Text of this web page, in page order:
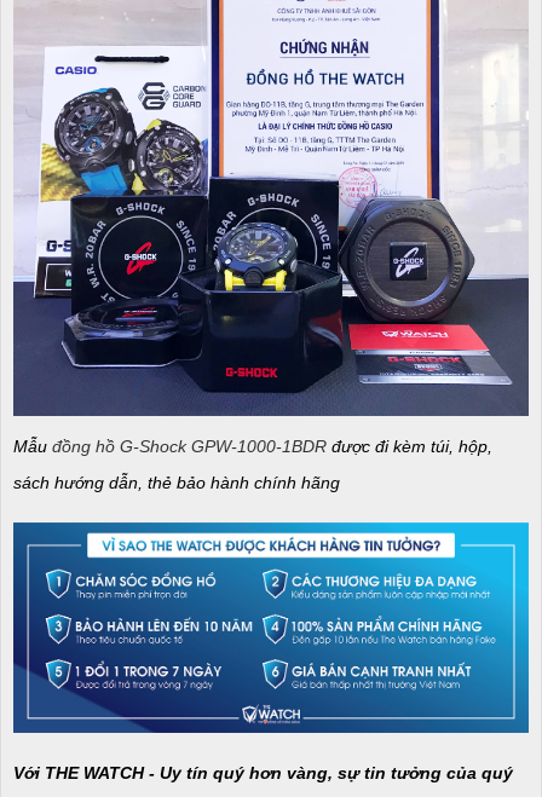
Mẫu đồng hồ G-Shock GPW-1000-1BDR được đi kèm túi, hộp,
sách hướng dẫn, thẻ bảo hành chính hãng
Với THE WATCH - Uy tín quý hơn vàng, sự tin tưởng của quý